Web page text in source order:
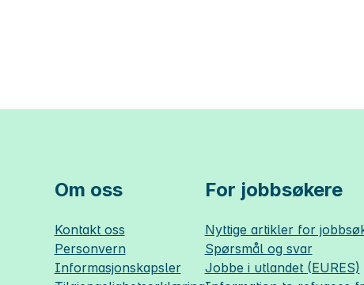
Om oss
Kontakt oss
Personvern
Informasjonskapsler
For jobbsøkere
Nyttige artikler for
Spørsmål og svar
Jobbe i utlandet (EURES)